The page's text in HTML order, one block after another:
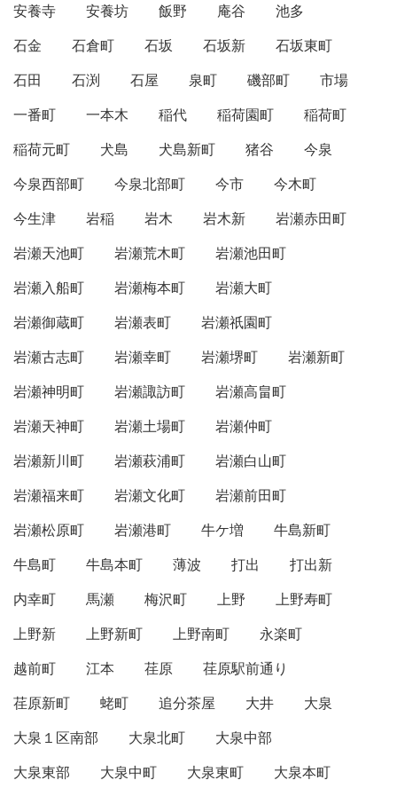
安養寺
安養坊 飯野 庵谷
池多
石金
石倉町 石坂 石坂新
石坂東町
石田
石渕 石屋 泉町 磯部町
市場
一番町
一本木 稲代 稲荷園町
稲荷町
稲荷元町
犬島 犬島新町 猪谷
今泉
今泉西部町
今泉北部町 今市
今木町
今生津
岩稲 岩木 岩木新
岩瀬赤田町
岩瀬天池町
岩瀬荒木町
岩瀬池田町
岩瀬入船町
岩瀬梅本町
岩瀬大町
岩瀬御蔵町
岩瀬表町
岩瀬祇園町
岩瀬古志町
岩瀬幸町 岩瀬堺町
岩瀬新町
岩瀬神明町
岩瀬諏訪町
岩瀬高畠町
岩瀬天神町
岩瀬土場町
岩瀬仲町
岩瀬新川町
岩瀬萩浦町
岩瀬白山町
岩瀬福来町
岩瀬文化町
岩瀬前田町
岩瀬松原町
岩瀬港町 牛ケ増
牛島新町
牛島町
牛島本町 薄波 打出
打出新
内幸町
馬瀬 梅沢町 上野
上野寿町
上野新
上野新町 上野南町
永楽町
越前町
江本 荏原
荏原駅前通り
荏原新町
蛯町 追分茶屋 大井
大泉
大泉１区南部
大泉北町
大泉中部
大泉東部
大泉中町 大泉東町
大泉本町